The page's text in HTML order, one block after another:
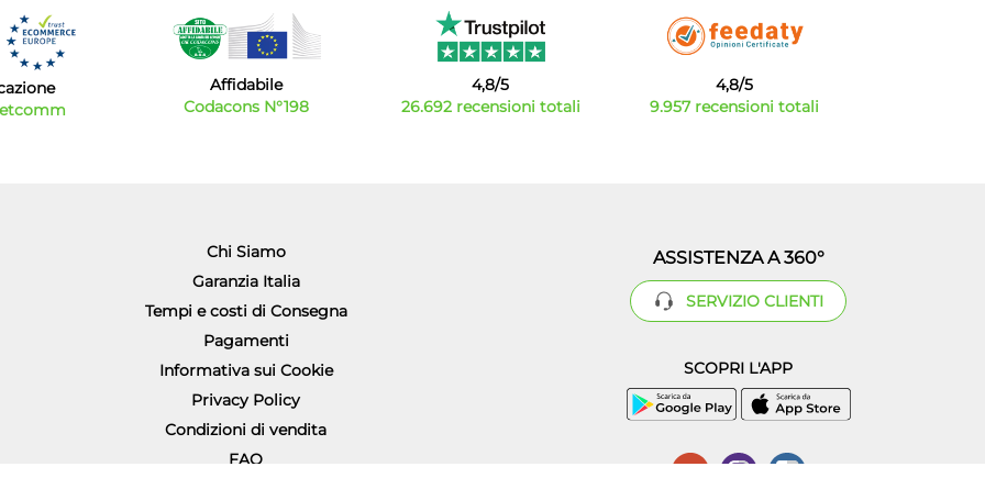
Affidabile
Codacons N°198
4,8/5
26.692 recensioni totali
4,8/5
9.957 recensioni totali
Chi Siamo
Garanzia Italia
Tempi e costi di Consegna
Pagamenti
Informativa sui Cookie
Privacy Policy
Condizioni di vendita
FAQ
ASSISTENZA A 360°
SERVIZIO CLIENTI
SCOPRI L'APP